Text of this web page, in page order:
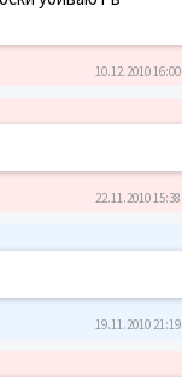
10.12.2010 16:00
22.11.2010 15:38
19.11.2010 21:19